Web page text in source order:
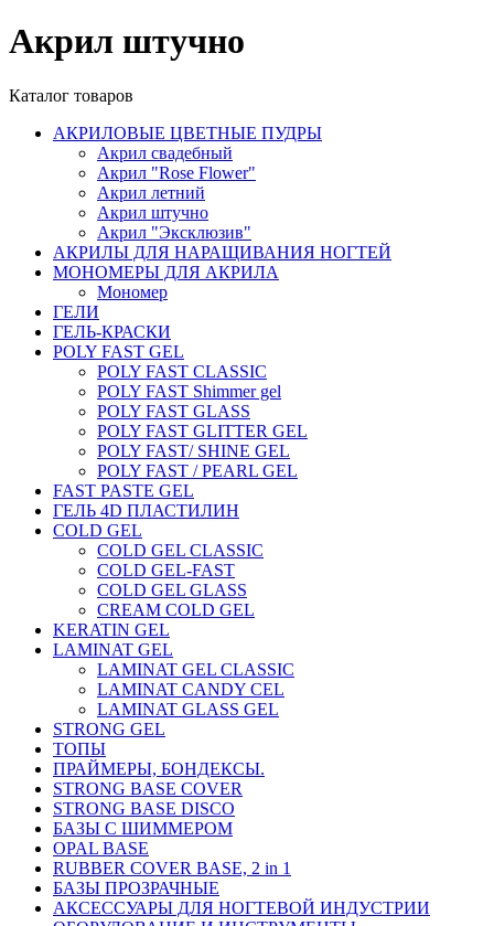
Акрил штучно
Каталог товаров
АКРИЛОВЫЕ ЦВЕТНЫЕ ПУДРЫ
Акрил свадебный
Акрил "Rose Flower"
Акрил летний
Акрил штучно
Акрил "Эксклюзив"
АКРИЛЫ ДЛЯ НАРАЩИВАНИЯ НОГТЕЙ
МОНОМЕРЫ ДЛЯ АКРИЛА
Мономер
ГЕЛИ
ГЕЛЬ-КРАСКИ
POLY FAST GEL
POLY FAST CLASSIC
POLY FAST Shimmer gel
POLY FAST GLASS
POLY FAST GLITTER GEL
POLY FAST/ SHINE GEL
POLY FAST / PEARL GEL
FAST PASTE GEL
ГЕЛЬ 4D ПЛАСТИЛИН
COLD GEL
COLD GEL CLASSIC
COLD GEL-FAST
COLD GEL GLASS
CREAM COLD GEL
KERATIN GEL
LAMINAT GEL
LAMINAT GEL CLASSIС
LAMINAT CANDY CEL
LAMINAT GLASS GEL
STRONG GEL
ТОПЫ
ПРАЙМЕРЫ, БОНДЕКСЫ.
STRONG BASE COVER
STRONG BASE DISCO
БАЗЫ С ШИММЕРОМ
OPAL BASE
RUBBER COVER BASE, 2 in 1
БАЗЫ ПРОЗРАЧНЫЕ
АКСЕССУАРЫ ДЛЯ НОГТЕВОЙ ИНДУСТРИИ